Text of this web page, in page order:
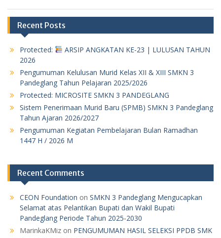
Recent Posts
Protected:
ARSIP ANGKATAN KE-23 | LULUSAN TAHUN
2026
Pengumuman Kelulusan Murid Kelas XII & XIII SMKN 3
Pandeglang Tahun Pelajaran 2025/2026
Protected: MICROSITE SMKN 3 PANDEGLANG
Sistem Penerimaan Murid Baru (SPMB) SMKN 3 Pandeglang
Tahun Ajaran 2026/2027
Pengumuman Kegiatan Pembelajaran Bulan Ramadhan
1447 H / 2026 M
Recent Comments
CEON Foundation on SMKN 3 Pandeglang Mengucapkan
Selamat atas Pelantikan Bupati dan Wakil Bupati
Pandeglang Periode Tahun 2025-2030
MarinkaKMiz on PENGUMUMAN HASIL SELEKSI PPDB SMK